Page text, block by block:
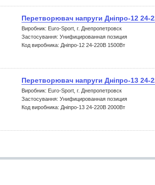
Перетворювач напруги Дніпро-12 24-
Виробник: Euro-Sport, г. Днепропетровск
Застосування: Унифицированная позиция
Код виробника: Дніпро-12 24-220В 1500Вт
Перетворювач напруги Дніпро-13 24-
Виробник: Euro-Sport, г. Днепропетровск
Застосування: Унифицированная позиция
Код виробника: Дніпро-13 24-220В 2000Вт